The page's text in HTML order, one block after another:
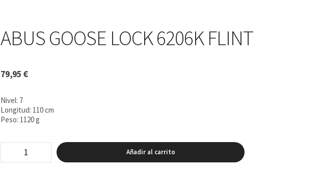
ABUS GOOSE LOCK 6206K FLINT
79,95 €
Nivel: 7
Longitud: 110 cm
Peso: 1120 g
Lock
Añadir al carrito